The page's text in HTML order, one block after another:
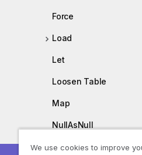
Force
Load
Let
Loosen Table
Map
NullAsNull
NullAsValue
We use cookies to improve